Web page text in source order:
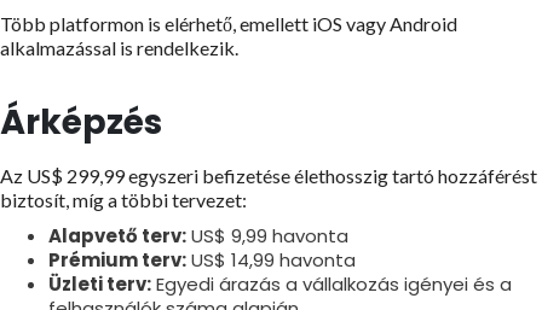
Több platformon is elérhető, emellett iOS vagy Android
alkalmazással is rendelkezik.
Árképzés
Az US$ 299,99 egyszeri befizetése élethosszig tartó hozzáférést
biztosít, míg a többi tervezet:
Alapvető terv:US$ 9,99 havonta
Prémium terv:US$ 14,99 havonta
Üzleti terv:Egyedi árazás a vállalkozás igényei és a